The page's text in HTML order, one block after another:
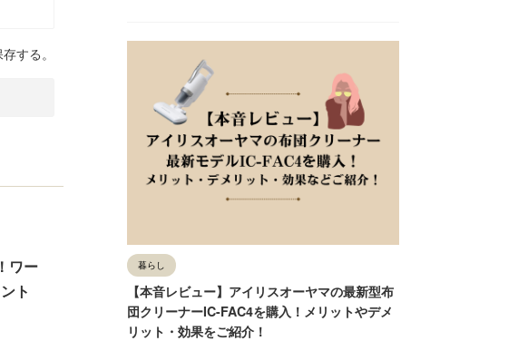
する。
ワー
ト
暮らし
【本音レビュー】アイリスオーヤマの最新型布
団クリーナーIC-FAC4を購入！メリットやデメ
リット・効果をご紹介！